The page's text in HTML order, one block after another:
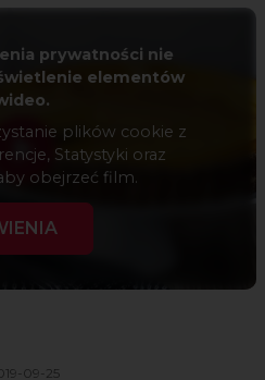
prywatności nie
elementów
plików cookie z
Statystyki oraz
obejrzeć film.
09-25